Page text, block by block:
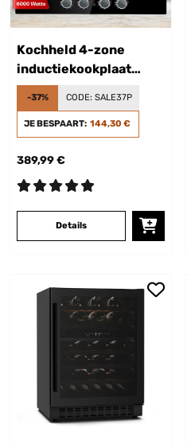
Kochheld 4-zone
inductiekookplaat
6000W draaiknoppen
glas zwart
-37% CODE: SALE37P
JE BESPAART: 144,30 €
389,99 €
Details